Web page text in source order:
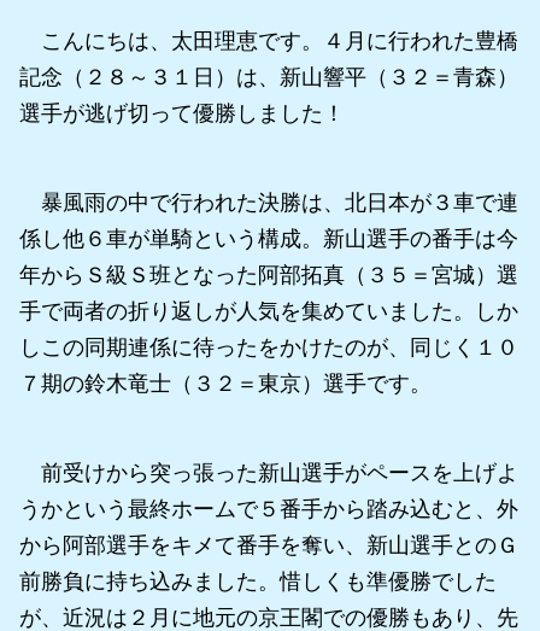
こんにちは、太田理恵です。４月に行われた豊橋
記念（２８～３１日）は、新山響平（３２＝青森）
選手が逃げ切って優勝しました！
暴風雨の中で行われた決勝は、北日本が３車で連
係し他６車が単騎という構成。新山選手の番手は今
年からＳ級Ｓ班となった阿部拓真（３５＝宮城）選
手で両者の折り返しが人気を集めていました。しか
しこの同期連係に待ったをかけたのが、同じく１０
７期の鈴木竜士（３２＝東京）選手です。
前受けから突っ張った新山選手がペースを上げよ
うかという最終ホームで５番手から踏み込むと、外
から阿部選手をキメて番手を奪い、新山選手とのＧ
前勝負に持ち込みました。惜しくも準優勝でした
が、近況は２月に地元の京王閣での優勝もあり、先